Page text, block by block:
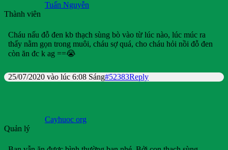
Tuấn Nguyễn
Thành viên
Cháu nấu đỗ đen kb thạch sùng bò vào từ lúc nào, lúc múc ra
thấy nằm gọn trong muôi, cháu sợ quá, cho cháu hỏi nồi đỗ đen
còn ăn đc k ag ==😭
25/07/2020 vào lúc 6:08 Sáng#52383Reply
Cayhuoc org
Quản lý